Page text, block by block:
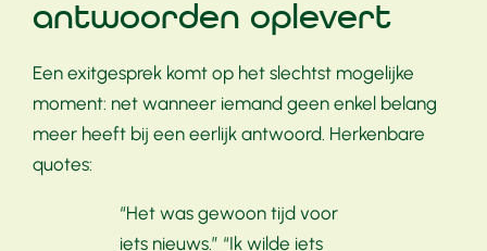
antwoorden oplevert
Een exitgesprek komt op het slechtst mogelijke
moment: net wanneer iemand geen enkel belang
meer heeft bij een eerlijk antwoord. Herkenbare
quotes:
“Het was gewoon tijd voor
iets nieuws.” “Ik wilde iets